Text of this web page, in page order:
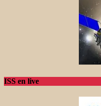
ISS en live